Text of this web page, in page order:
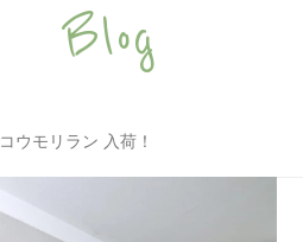
Blog
コウモリラン 入荷！